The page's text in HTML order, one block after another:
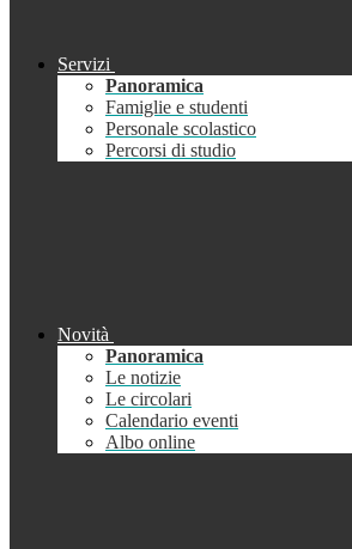
Servizi
Panoramica
Famiglie e studenti
Personale scolastico
Percorsi di studio
Novità
Panoramica
Le notizie
Le circolari
Calendario eventi
Albo online